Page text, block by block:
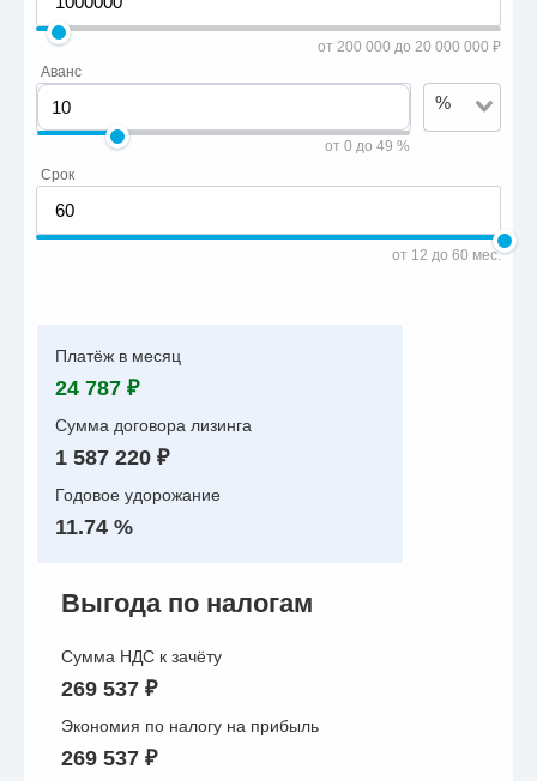
от 200 000 до 20 000 000 ₽
Аванс
от 0 до 49 %
%
Срок
от 12 до 60 мес.
Платёж в месяц
24 787 ₽
Сумма договора лизинга
1 587 220 ₽
Годовое удорожание
11.74 %
Выгода по налогам
Сумма НДС к зачёту
269 537 ₽
Экономия по налогу на прибыль
269 537 ₽